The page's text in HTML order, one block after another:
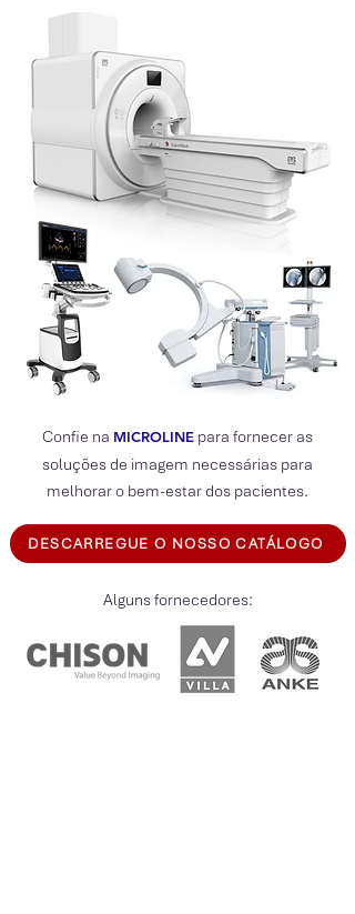
Confie na MICROLINE para fornecer as
soluções de imagem necessárias para
melhorar o bem-estar dos pacientes.
DESCARREGUE O NOSSO CATÁLOGO
Alguns fornecedores: